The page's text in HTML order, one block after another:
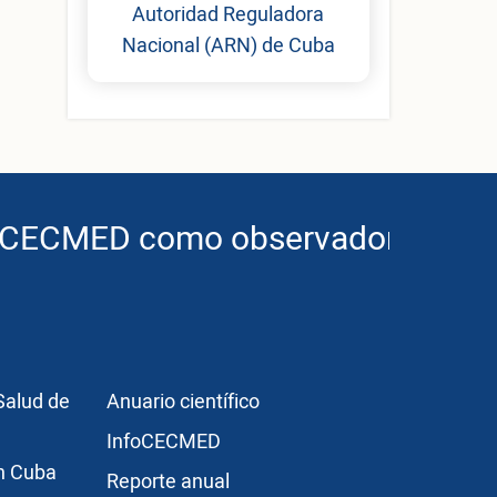
Autoridad Reguladora
Nacional (ARN) de Cuba
como observador de ICH
de
Cuba
Publicaciones
Anuario científico
InfoCECMED
Reporte anual